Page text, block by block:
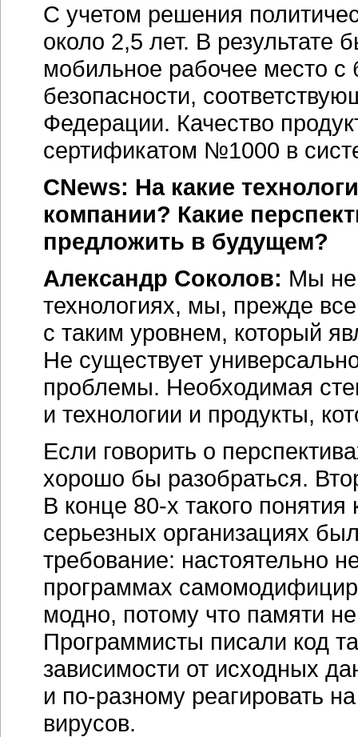
С учетом решения
около 2,5 лет. В результате
мобильное рабочее место
безопасности,
Федерации. Качество
сертификатом №1000 в
CNews: На какие
компании? Какие
предложить в будущем?
Александр Соколов: Мы не
технологиях, мы, прежде
с таким уровнем, который
Не существует
проблемы. Необходимая
и технологии и продукты,
Если говорить о
хорошо бы разобраться.
В конце 80-х такого
серьезных организациях
требование: настоятельно
программах
модно, потому что памяти
Программисты писали код
зависимости от исходных
и по-разному реагировать
вирусов.